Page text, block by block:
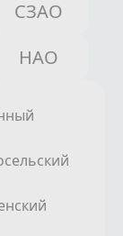
СЗАО
НАО